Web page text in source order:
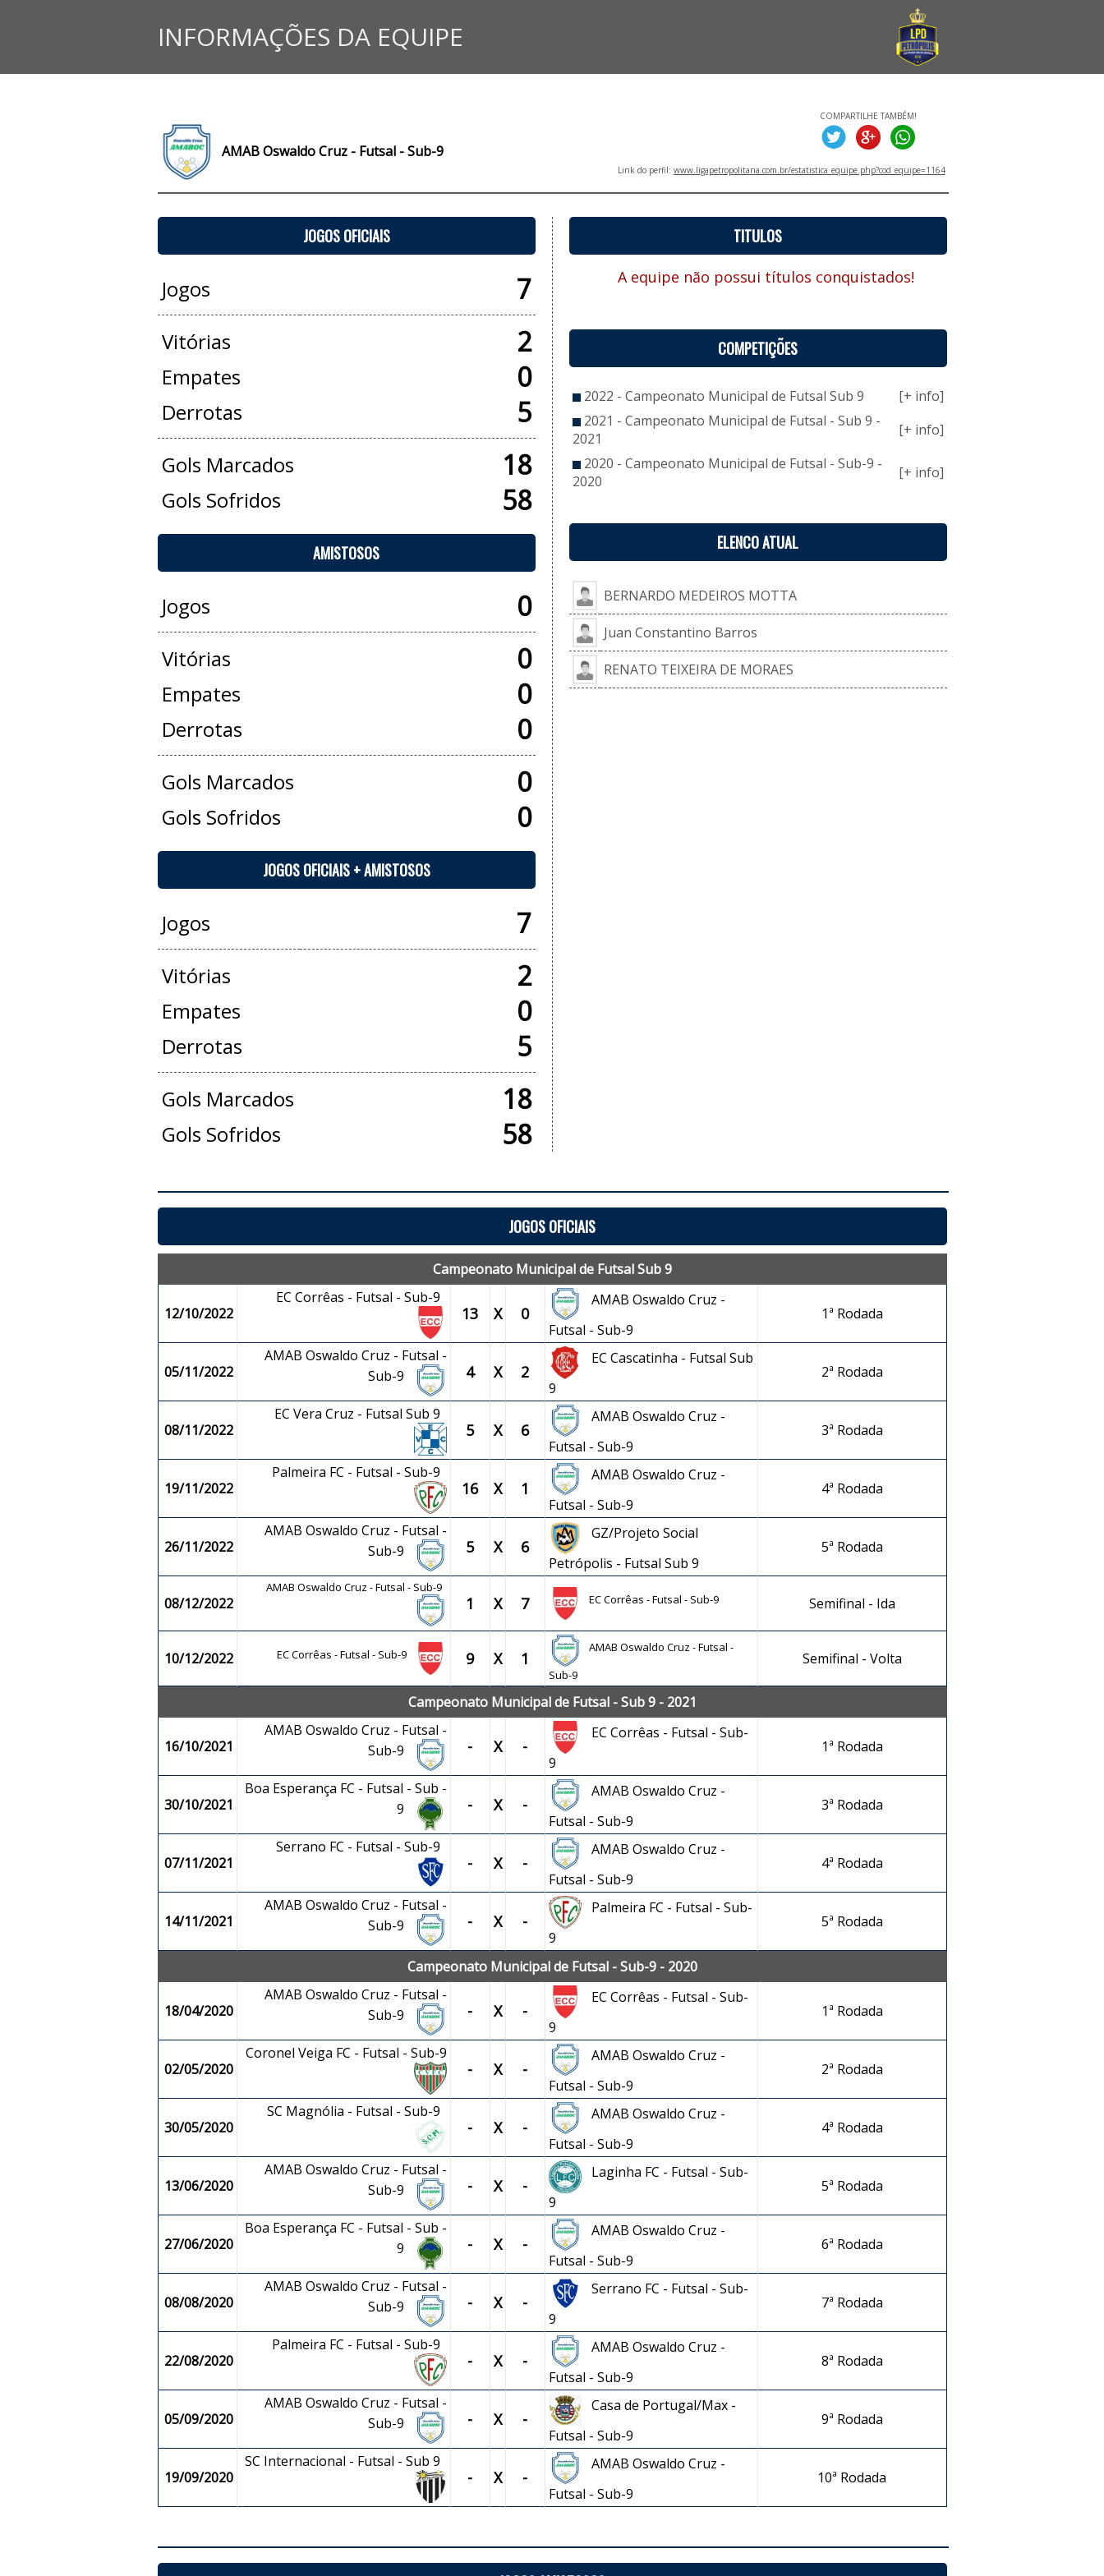
INFORMAÇÕES DA EQUIPE
AMAB Oswaldo Cruz - Futsal - Sub-9
COMPARTILHE TAMBÉM!
Link do perfil: www.ligapetropolitana.com.br/estatistica_equipe.php?cod_equipe=1164
JOGOS OFICIAIS
Jogos 7
Vitórias 2
Empates 0
Derrotas 5
Gols Marcados 18
Gols Sofridos 58
AMISTOSOS
Jogos 0
Vitórias 0
Empates 0
Derrotas 0
Gols Marcados 0
Gols Sofridos 0
JOGOS OFICIAIS + AMISTOSOS
Jogos 7
Vitórias 2
Empates 0
Derrotas 5
Gols Marcados 18
Gols Sofridos 58
TITULOS
A equipe não possui títulos conquistados!
COMPETIÇÕES
2022 - Campeonato Municipal de Futsal Sub 9
[+ info]
2021 - Campeonato Municipal de Futsal - Sub 9 -
2021
[+ info]
2020 - Campeonato Municipal de Futsal - Sub-9 -
2020
[+ info]
ELENCO ATUAL
BERNARDO MEDEIROS MOTTA
Juan Constantino Barros
RENATO TEIXEIRA DE MORAES
JOGOS OFICIAIS
Campeonato Municipal de Futsal Sub 9
12/10/2022
EC Corrêas - Futsal - Sub-9
13 X 0
AMAB Oswaldo Cruz -
Futsal - Sub-9
1ª Rodada
05/11/2022
AMAB Oswaldo Cruz - Futsal -
Sub-9
4 X 2
EC Cascatinha - Futsal Sub
9
2ª Rodada
08/11/2022
EC Vera Cruz - Futsal Sub 9
5 X 6
AMAB Oswaldo Cruz -
Futsal - Sub-9
3ª Rodada
19/11/2022
Palmeira FC - Futsal - Sub-9
16 X 1
AMAB Oswaldo Cruz -
Futsal - Sub-9
4ª Rodada
26/11/2022
AMAB Oswaldo Cruz - Futsal -
Sub-9
5 X 6
GZ/Projeto Social
Petrópolis - Futsal Sub 9
5ª Rodada
08/12/2022
AMAB Oswaldo Cruz - Futsal - Sub-9
1 X 7 EC Corrêas - Futsal - Sub-9 Semifinal - Ida
10/12/2022 EC Corrêas - Futsal - Sub-9 9 X 1
AMAB Oswaldo Cruz - Futsal -
Sub-9
Semifinal - Volta
Campeonato Municipal de Futsal - Sub 9 - 2021
16/10/2021
AMAB Oswaldo Cruz - Futsal -
Sub-9
- X -
EC Corrêas - Futsal - Sub-
9
1ª Rodada
30/10/2021
Boa Esperança FC - Futsal - Sub -
9
- X -
AMAB Oswaldo Cruz -
Futsal - Sub-9
3ª Rodada
07/11/2021
Serrano FC - Futsal - Sub-9
- X -
AMAB Oswaldo Cruz -
Futsal - Sub-9
4ª Rodada
14/11/2021
AMAB Oswaldo Cruz - Futsal -
Sub-9
- X -
Palmeira FC - Futsal - Sub-
9
5ª Rodada
Campeonato Municipal de Futsal - Sub-9 - 2020
18/04/2020
AMAB Oswaldo Cruz - Futsal -
Sub-9
- X -
EC Corrêas - Futsal - Sub-
9
1ª Rodada
02/05/2020
Coronel Veiga FC - Futsal - Sub-9
- X -
AMAB Oswaldo Cruz -
Futsal - Sub-9
2ª Rodada
30/05/2020
SC Magnólia - Futsal - Sub-9
- X -
AMAB Oswaldo Cruz -
Futsal - Sub-9
4ª Rodada
13/06/2020
AMAB Oswaldo Cruz - Futsal -
Sub-9
- X -
Laginha FC - Futsal - Sub-
9
5ª Rodada
27/06/2020
Boa Esperança FC - Futsal - Sub -
9
- X -
AMAB Oswaldo Cruz -
Futsal - Sub-9
6ª Rodada
08/08/2020
AMAB Oswaldo Cruz - Futsal -
Sub-9
- X -
Serrano FC - Futsal - Sub-
9
7ª Rodada
22/08/2020
Palmeira FC - Futsal - Sub-9
- X -
AMAB Oswaldo Cruz -
Futsal - Sub-9
8ª Rodada
05/09/2020
AMAB Oswaldo Cruz - Futsal -
Sub-9
- X -
Casa de Portugal/Max -
Futsal - Sub-9
9ª Rodada
19/09/2020
SC Internacional - Futsal - Sub 9
- X -
AMAB Oswaldo Cruz -
Futsal - Sub-9
10ª Rodada